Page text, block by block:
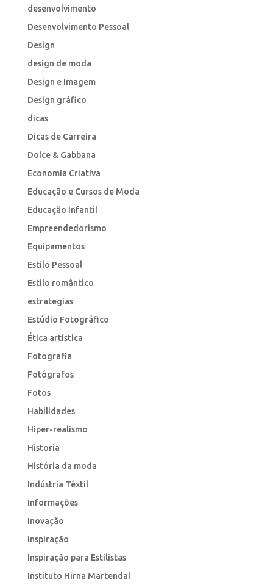
desenvolvimento
Desenvolvimento Pessoal
Design
design de moda
Design e Imagem
Design gráfico
dicas
Dicas de Carreira
Dolce & Gabbana
Economia Criativa
Educação e Cursos de Moda
Educação Infantil
Empreendedorismo
Equipamentos
Estilo Pessoal
Estilo romântico
estrategias
Estúdio Fotográfico
Ética artística
Fotografia
Fotógrafos
Fotos
Habilidades
Hiper-realismo
Historia
História da moda
Indústria Têxtil
Informações
Inovação
inspiração
Inspiração para Estilistas
Instituto Hirna Martendal